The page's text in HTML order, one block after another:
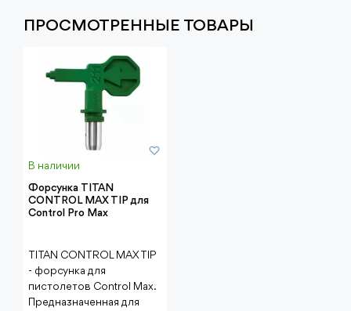
ПРОСМОТРЕННЫЕ ТОВАРЫ
В наличии
Форсунка TITAN
CONTROL MAX TIP для
Control Pro Max
TITAN CONTROL MAX TIP
- форсунка для
пистолетов Control Max.
Предназначенная для